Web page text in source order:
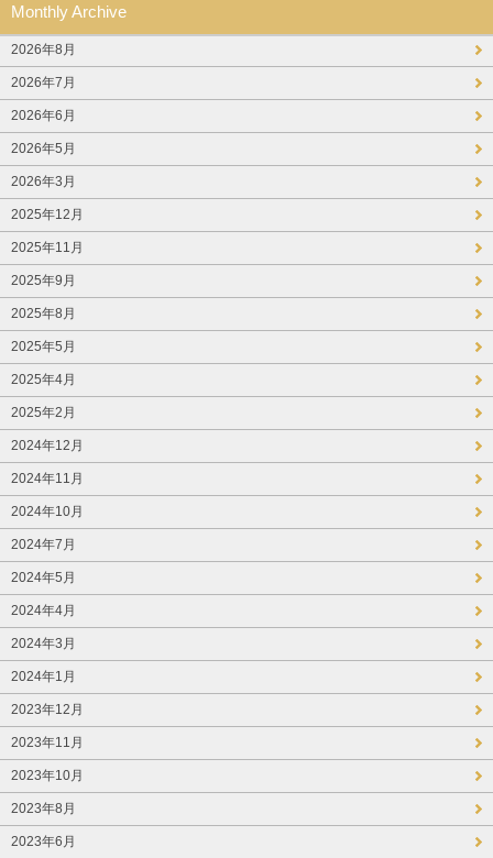
Monthly Archive
2026年8月
2026年7月
2026年6月
2026年5月
2026年3月
2025年12月
2025年11月
2025年9月
2025年8月
2025年5月
2025年4月
2025年2月
2024年12月
2024年11月
2024年10月
2024年7月
2024年5月
2024年4月
2024年3月
2024年1月
2023年12月
2023年11月
2023年10月
2023年8月
2023年6月